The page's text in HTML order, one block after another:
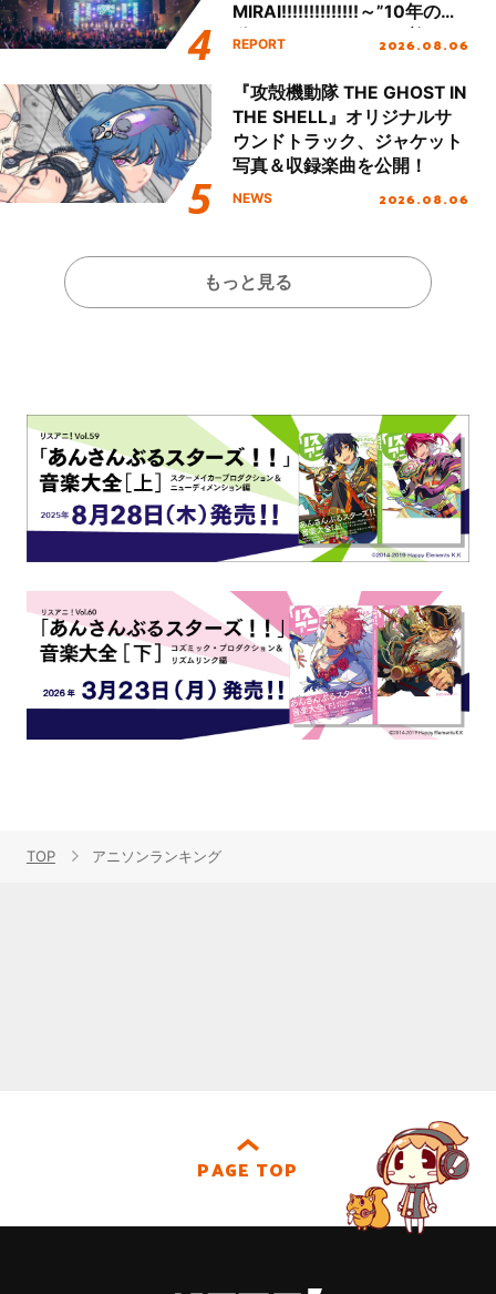
MIRAI!!!!!!!!!!!!!!～”10年の活
動を経てファイナルを迎える
REPORT 2026.08.06
『攻殻機動隊 THE GHOST IN
THE SHELL』オリジナルサ
ウンドトラック、ジャケット
写真＆収録楽曲を公開！
NEWS 2026.08.06
もっと見る
TOP アニソンランキング
PAGE TOP